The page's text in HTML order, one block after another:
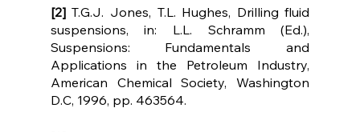
[2] T.G.J. Jones, T.L. Hughes, Drilling fluid
suspensions, in: L.L. Schramm (Ed.),
Suspensions: Fundamentals and
Applications in the Petroleum Industry,
American Chemical Society, Washington
D.C, 1996, pp. 463564.